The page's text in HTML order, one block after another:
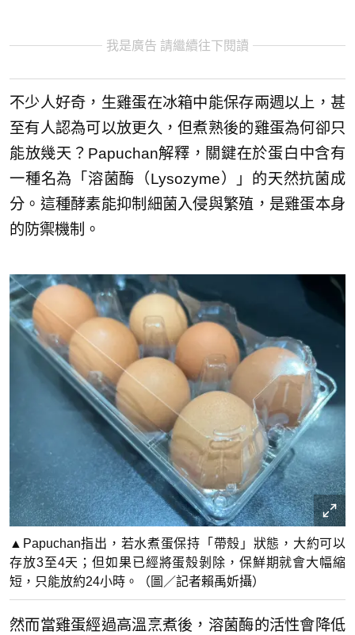
我是廣告 請繼續往下閱讀
不少人好奇，生雞蛋在冰箱中能保存兩週以上，甚
至有人認為可以放更久，但煮熟後的雞蛋為何卻只
能放幾天？Papuchan解釋，關鍵在於蛋白中含有
一種名為「溶菌酶（Lysozyme）」的天然抗菌成
分。這種酵素能抑制細菌入侵與繁殖，是雞蛋本身
的防禦機制。
▲Papuchan指出，若水煮蛋保持「帶殼」狀態，大約可以
存放3至4天；但如果已經將蛋殼剝除，保鮮期就會大幅縮
短，只能放約24小時。（圖／記者賴禹妡攝）
然而當雞蛋經過高溫烹煮後，溶菌酶的活性會降低